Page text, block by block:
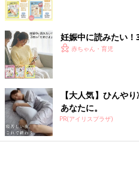
妊娠中に読みたい！
赤ちゃん・育児
【大人気】ひんや
あなたに。
PR(アイリスプラザ)